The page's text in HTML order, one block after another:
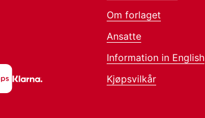
Om forlaget
Ansatte
Information in English
Kjøpsvilkår